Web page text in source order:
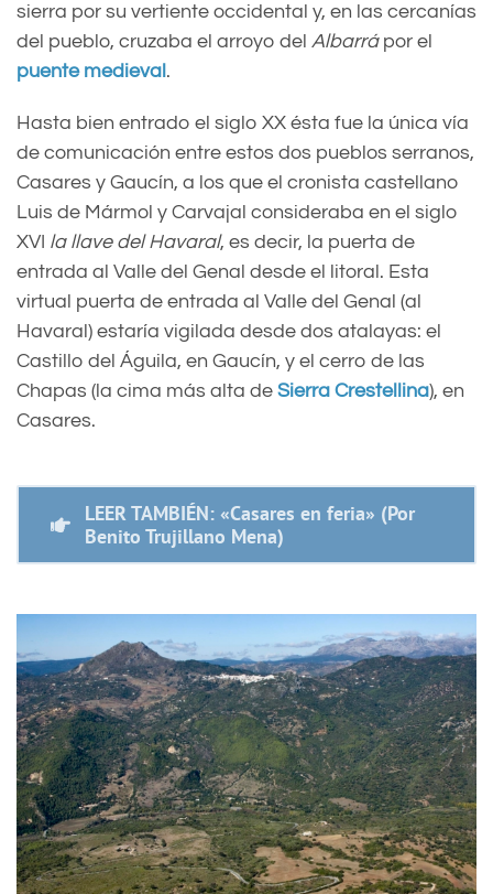
sierra por su vertiente occidental y, en las cercanías
del pueblo, cruzaba el arroyo del Albarrápor el
puente medieval.
Hasta bien entrado el siglo XX ésta fue la única vía
de comunicación entre estos dos pueblos serranos,
Casares y Gaucín, a los que el cronista castellano
Luis de Mármol y Carvajal consideraba en el siglo
XVI la llave del Havaral, es decir, la puerta de
entrada al Valle del Genal desde el litoral. Esta
virtual puerta de entrada al Valle del Genal (al
Havaral) estaría vigilada desde dos atalayas: el
Castillo del Águila, en Gaucín, y el cerro de las
Chapas (la cima más alta de Sierra Crestellina), en
Casares.
LEER TAMBIÉN: «Casares en feria» (Por
Benito Trujillano Mena)